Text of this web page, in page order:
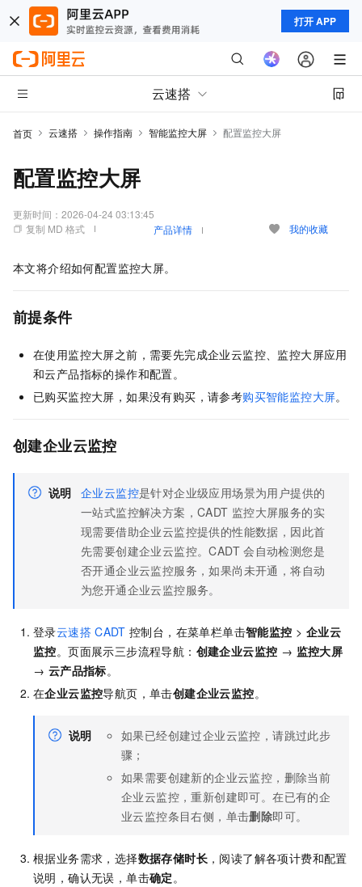
打开 APP
云速搭
首页 云速搭 操作指南 智能监控大屏 配置监控大屏
配置监控大屏
更新时间： 2026-04-24 03:13:45
复制 MD 格式
产品详情 我的收藏
本文将介绍如何配置监控大屏。
前提条件
在使用监控大屏之前，需要先完成企业云监控、监控大屏应用
和云产品指标的操作和配置。
已购买监控大屏，如果没有购买，请参考购买智能监控大屏。
创建企业云监控
说明 企业云监控是针对企业级应用场景为用户提供的
一站式监控解决方案，CADT 监控大屏服务的实
现需要借助企业云监控提供的性能数据，因此首
先需要创建企业云监控。CADT 会自动检测您是
否开通企业云监控服务，如果尚未开通，将自动
为您开通企业云监控服务。
登录云速搭 CADT 控制台，在菜单栏单击智能监控 > 企业云
监控。页面展示三步流程导航： 创建企业云监控 → 监控大屏
→ 云产品指标。
在企业云监控导航页，单击创建企业云监控。
说明
如果已经创建过企业云监控，请跳过此步
骤；
如果需要创建新的企业云监控，删除当前
企业云监控，重新创建即可。在已有的企
业云监控条目右侧，单击删除即可。
根据业务需求，选择数据存储时长 ，阅读了解各项计费和配置
说明，确认无误，单击确定。